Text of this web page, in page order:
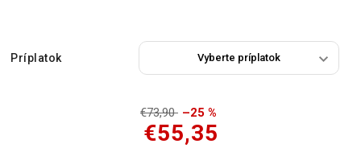
Príplatok
€73,90 –25 %
€55,35